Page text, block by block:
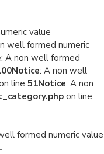
value
well formed numeric
: A non well formed
Notice: A non well
line 51Notice: A non
on line
formed numeric value